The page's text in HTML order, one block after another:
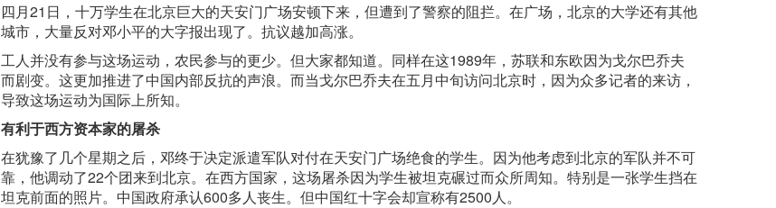
四月21日，十万学生在北京巨大的天安门广场安顿下来，但遭到了警察的阻拦。在广场，北京的大学还有其他
城市，大量反对邓小平的大字报出现了。抗议越加高涨。
工人并没有参与这场运动，农民参与的更少。但大家都知道。同样在这1989年，苏联和东欧因为戈尔巴乔夫
而剧变。这更加推进了中国内部反抗的声浪。而当戈尔巴乔夫在五月中旬访问北京时，因为众多记者的来访，
导致这场运动为国际上所知。
有利于西方资本家的屠杀
在犹豫了几个星期之后，邓终于决定派遣军队对付在天安门广场绝食的学生。因为他考虑到北京的军队并不可
靠，他调动了22个团来到北京。在西方国家，这场屠杀因为学生被坦克碾过而众所周知。特别是一张学生挡在
坦克前面的照片。中国政府承认600多人丧生。但中国红十字会却宣称有2500人。